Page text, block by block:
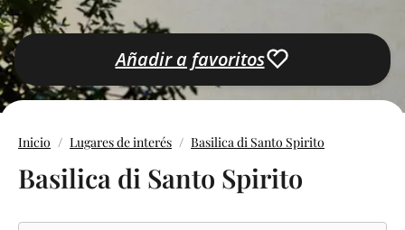
Añadir a favoritos
Inicio Lugares de interés Basilica di Santo Spirito
Basilica di Santo Spirito